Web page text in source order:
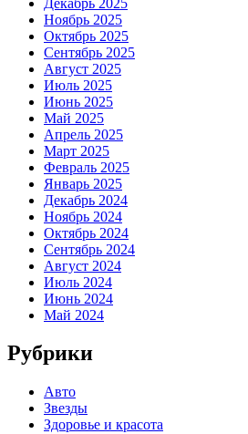
Ноябрь 2025
Октябрь 2025
Сентябрь 2025
Август 2025
Июль 2025
Июнь 2025
Май 2025
Апрель 2025
Март 2025
Февраль 2025
Январь 2025
Декабрь 2024
Ноябрь 2024
Октябрь 2024
Сентябрь 2024
Август 2024
Июль 2024
Июнь 2024
Май 2024
Рубрики
Авто
Звезды
Здоровье и красота